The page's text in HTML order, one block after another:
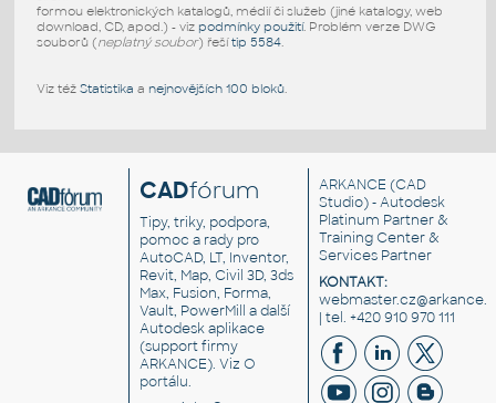
formou elektronických katalogů, médií či služeb (jiné katalogy, web
download, CD, apod.) - viz podmínky použití. Problém verze DWG
souborů (neplatný soubor) řešítip 5584.
Viz též Statistika a nejnovějších 100 bloků.
CADfórum
Tipy, triky, podpora,
pomoc a rady pro
AutoCAD, LT, Inventor,
Revit, Map, Civil 3D, 3ds
Max, Fusion, Forma,
Vault, PowerMill a další
Autodesk aplikace
(support firmy
ARKANCE). VizO
portálu.
ARKANCE (CAD
Studio) - Autodesk
Platinum Partner &
Training Center &
Services Partner
KONTAKT:
| tel. +420 910 970 111